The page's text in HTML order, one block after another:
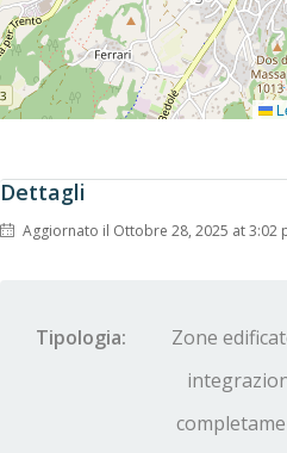
Dettagli
Aggiornato il Ottobre 28, 2025 at 3:02
Tipologia:
Zone